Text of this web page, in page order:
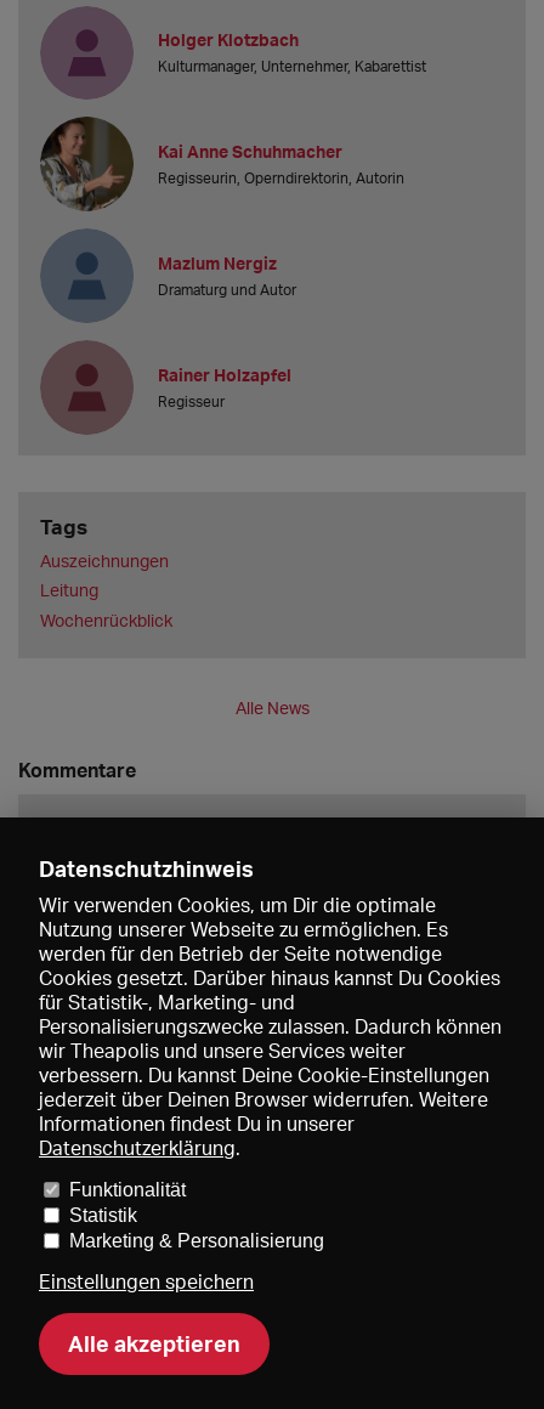
Holger Klotzbach
Kulturmanager, Unternehmer, Kabarettist
Kai Anne Schuhmacher
Regisseurin, Operndirektorin, Autorin
Mazlum Nergiz
Dramaturg und Autor
Rainer Holzapfel
Regisseur
Tags
Auszeichnungen
Leitung
Wochenrückblick
Alle News
Kommentare
Speichern
Preise und Mitgliedschaften
Mediadaten
Über uns Impressum
DE
Datenschutzhinweis
Wir verwenden Cookies, um Dir die optimale
Nutzung unserer Webseite zu ermöglichen. Es
werden für den Betrieb der Seite notwendige
Cookies gesetzt. Darüber hinaus kannst Du Cookies
für Statistik-, Marketing- und
Personalisierungszwecke zulassen. Dadurch können
wir Theapolis und unsere Services weiter
verbessern. Du kannst Deine Cookie-Einstellungen
jederzeit über Deinen Browser widerrufen. Weitere
Informationen findest Du in unserer
Datenschutzerklärung.
Funktionalität
Statistik
Marketing & Personalisierung
Einstellungen speichern
Alle akzeptieren